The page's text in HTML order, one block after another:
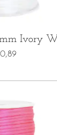
Ivory